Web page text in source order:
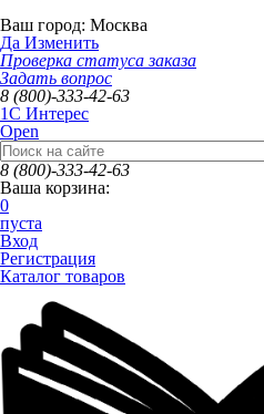
Ваш город: Москва
Да Изменить
Проверка статуса заказа
Задать вопрос
8 (800)-333-42-63
1C Интерес
Open
8 (800)-333-42-63
Ваша корзина:
0
пуста
Вход
Регистрация
Каталог товаров